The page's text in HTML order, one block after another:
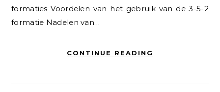
formaties Voordelen van het gebruik van de 3-5-2
formatie Nadelen van…
CONTINUE READING